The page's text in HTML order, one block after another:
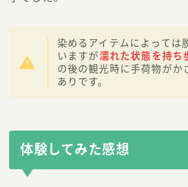
染めるアイテムによっては
いますが濡れた状態を持ち
の後の観光時に手荷物がか
ありです。
体験してみた感想